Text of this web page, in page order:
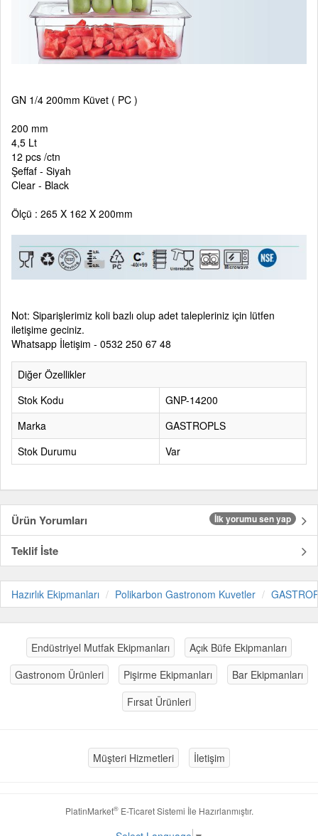
GN 1/4 200mm Küvet ( PC )
200 mm
4,5 Lt
12 pcs /ctn
Şeffaf - Siyah
Clear - Black
Ölçü : 265 X 162 X 200mm
Not: Siparişlerimiz koli bazlı olup adet talepleriniz için lütfen
iletişime geciniz.
Whatsapp İletişim - 0532 250 67 48
Diğer Özellikler
Stok Kodu
GNP-14200
Marka
GASTROPLS
Stok Durumu
Var
Ürün Yorumları İlk yorumu sen yap
Teklif İste
Hazırlık Ekipmanları Polikarbon Gastronom Kuvetler
Endüstriyel Mutfak Ekipmanları
Açık Büfe Ekipmanları
Gastronom Ürünleri
Pişirme Ekipmanları
Bar Ekipmanları
Fırsat Ürünleri
Müşteri Hizmetleri İletişim
PlatinMarket®E-Ticaret Sistemi İle Hazırlanmıştır.